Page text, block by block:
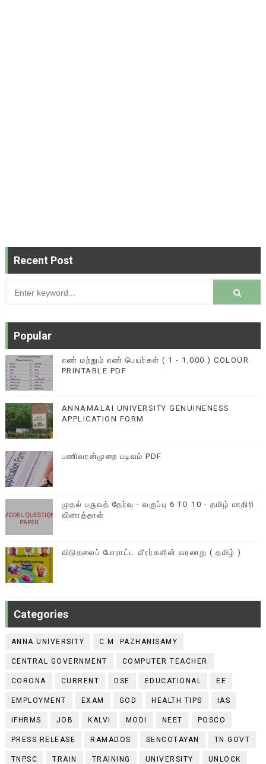
Recent Post
Popular
எண் மற்றும் எண் பெயர்கள் ( 1 - 1,000 ) COLOUR
PRINTABLE PDF
ANNAMALAI UNIVERSITY GENUINENESS
APPLICATION FORM
பணிவரன்முறை படிவம் PDF
முதல் பருவத் தேர்வு - வகுப்பு 6 TO 10 - தமிழ் மாதிரி
வினாத்தாள்
விடுதலைப் போராட்ட வீரர்களின் வரலாறு ( தமிழ் )
Categories
ANNA UNIVERSITY C.M .PAZHANISAMY
CENTRAL GOVERNMENT COMPUTER TEACHER
CORONA CURRENT DSE EDUCATIONAL EE
EMPLOYMENT EXAM GOD HEALTH TIPS IAS
IFHRMS JOB KALVI MODI NEET POSCO
PRESS RELEASE RAMADOS SENCOTAYAN TN GOVT
TNPSC TRAIN TRAINING UNIVERSITY UNLOCK